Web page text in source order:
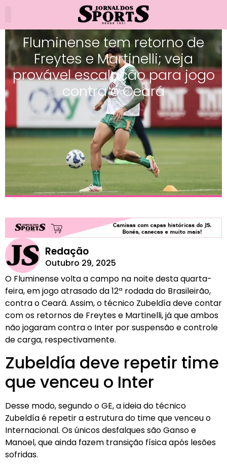
Fluminense tem retorno de
Freytes e Martinelli; veja
provável escalação para jogo
contra o Ceará
Redação
Outubro 29, 2025
O Fluminense volta a campo na noite desta quarta-
feira, em jogo atrasado da 12ª rodada do Brasileirão,
contra o Ceará. Assim, o técnico Zubeldía deve contar
com os retornos de Freytes e Martinelli, já que ambos
não jogaram contra o Inter por suspensão e controle
de carga, respectivamente.
Zubeldía deve repetir time
que venceu o Inter
Desse modo, segundo o GE, a ideia do técnico
Zubeldía é repetir a estrutura do time que venceu o
Internacional. Os únicos desfalques são Ganso e
Manoel, que ainda fazem transição física após lesões
sofridas.